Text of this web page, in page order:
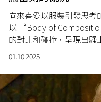
向來喜愛以服裝引發思考
以 “Body of
的對比和碰撞，呈現出騷
01.10.2025